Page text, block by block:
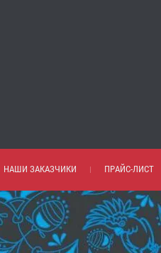
НАШИ ЗАКАЗЧИКИ ПРАЙС-ЛИСТ